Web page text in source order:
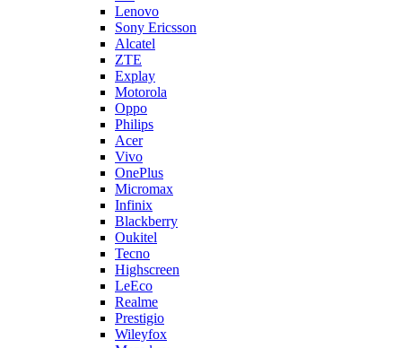
Lenovo
Sony Ericsson
Alcatel
ZTE
Explay
Motorola
Oppo
Philips
Acer
Vivo
OnePlus
Micromax
Infinix
Blackberry
Oukitel
Tecno
Highscreen
LeEco
Realme
Prestigio
Wileyfox